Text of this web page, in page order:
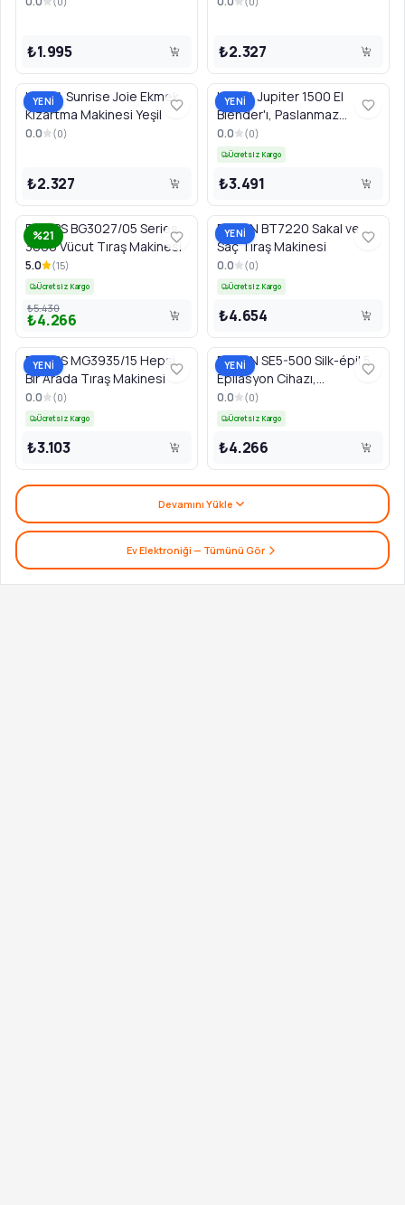
₺1.995 ₺2.327
YENİ
UFESA Sunrise Joie Ekmek
Kızartma Makinesi Yeşil
0.0 (0)
₺2.327
YENİ
UFESA Jupiter 1500 El
Blender'ı, Paslanmaz
Çelik/Siyah
0.0 (0)
Ücretsiz Kargo
₺3.491
%21
PHILIPS BG3027/05 Series
3000 Vücut Tıraş Makinesi
5.0 (15)
Ücretsiz Kargo
₺5.430
₺4.266
YENİ
BRAUN BT7220 Sakal ve
Saç Tıraş Makinesi
0.0 (0)
Ücretsiz Kargo
₺4.654
YENİ
PHILIPS MG3935/15 Hepsi
Bir Arada Tıraş Makinesi
0.0 (0)
Ücretsiz Kargo
₺3.103
YENİ
BRAUN SE5-500 Silk-épil 5
Epilasyon Cihazı,
Beyaz/Pembe
0.0 (0)
Ücretsiz Kargo
₺4.266
Devamını Yükle
Ev Elektroniği — Tümünü Gör